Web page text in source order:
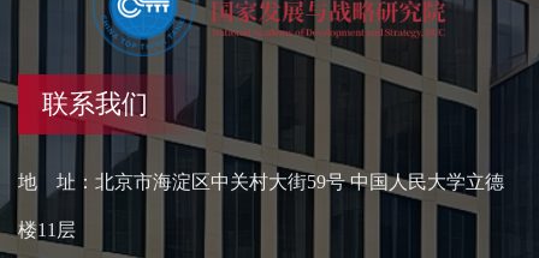
联系我们
地 址：北京市海淀区中关村大街59号 中国人民大学立德
楼11层